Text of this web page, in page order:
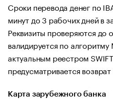
Сроки перевода денег по
минут до 3 рабочих дней в
Реквизиты проверяются до
валидируется по алгоритму
актуальным реестром
предусматривается
Карта зарубежного банка